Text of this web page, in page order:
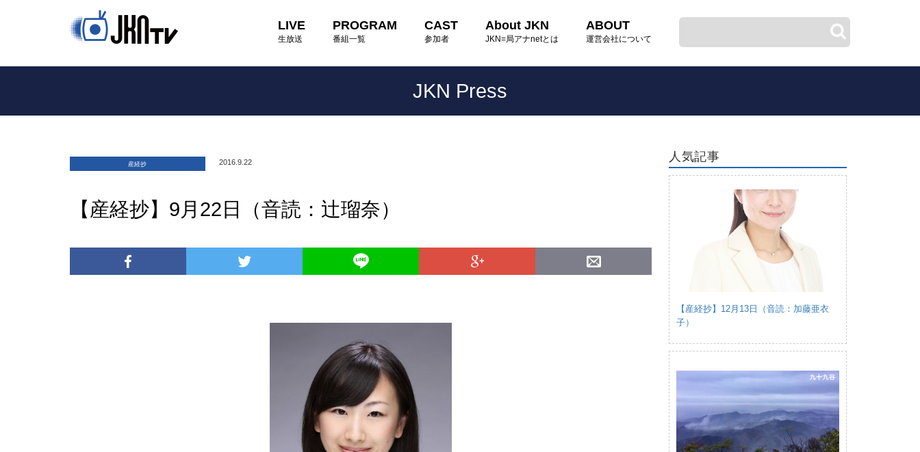
LIVE
生放送
PROGRAM
番組一覧
CAST
参加者
About JKN
JKN=局アナnetとは
ABOUT
運営会社について
JKN Press
産経抄 2016.9.22
【産経抄】9月22日（音読：辻瑠奈）
人気記事
【産経抄】12月13日（音読：加藤亜衣
子）